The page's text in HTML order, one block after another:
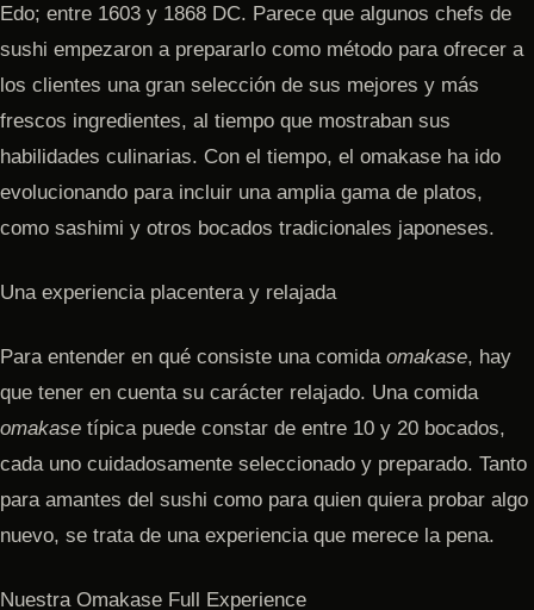
Edo; entre 1603 y 1868 DC. Parece que algunos chefs de
sushi empezaron a prepararlo como método para ofrecer a
los clientes una gran selección de sus mejores y más
frescos ingredientes, al tiempo que mostraban sus
habilidades culinarias. Con el tiempo, el omakase ha ido
evolucionando para incluir una amplia gama de platos,
como sashimi y otros bocados tradicionales japoneses.
Una experiencia placentera y relajada
Para entender en qué consiste una comida omakase, hay
que tener en cuenta su carácter relajado. Una comida
omakase típica puede constar de entre 10 y 20 bocados,
cada uno cuidadosamente seleccionado y preparado. Tanto
para amantes del sushi como para quien quiera probar algo
nuevo, se trata de una experiencia que merece la pena.
Nuestra Omakase Full Experience